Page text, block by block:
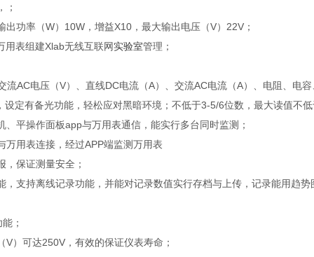
；
功率（W）10W，增益X10，最大输出电压（V）22V；
表组建Xlab无线互联网实验室管理；
流AC电压（V）、直线DC电流（A）、交流AC电流（A）、电阻、电
定有备光功能，轻松应对黑暗环境；不低于3-5/6位数，最大读值不
平操作面板app与万用表通信，能实行多台同时监测；
用表连接，经过APP端监测万用表
保证测量安全；
支持离线记录功能，并能对记录数值实行存档与上传，记录能用趋势
；
V）可达250V，有效的保证仪表寿命；